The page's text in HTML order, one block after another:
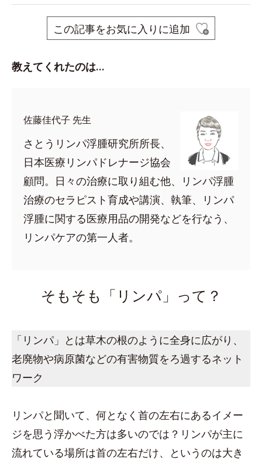
この記事をお気に入りに追加
教えてくれたのは…
佐藤佳代子 先生
さとうリンパ浮腫研究所所長、
日本医療リンパドレナージ協会
顧問。日々の治療に取り組む他、リンパ浮腫
治療のセラピスト育成や講演、執筆、リンパ
浮腫に関する医療用品の開発などを行なう、
リンパケアの第一人者。
そもそも「リンパ」って？
「リンパ」とは草木の根のように全身に広がり、
老廃物や病原菌などの有害物質をろ過するネット
ワーク
リンパと聞いて、何となく首の左右にあるイメー
ジを思う浮かべた方は多いのでは？リンパが主に
流れている場所は首の左右だけ、というのは大き